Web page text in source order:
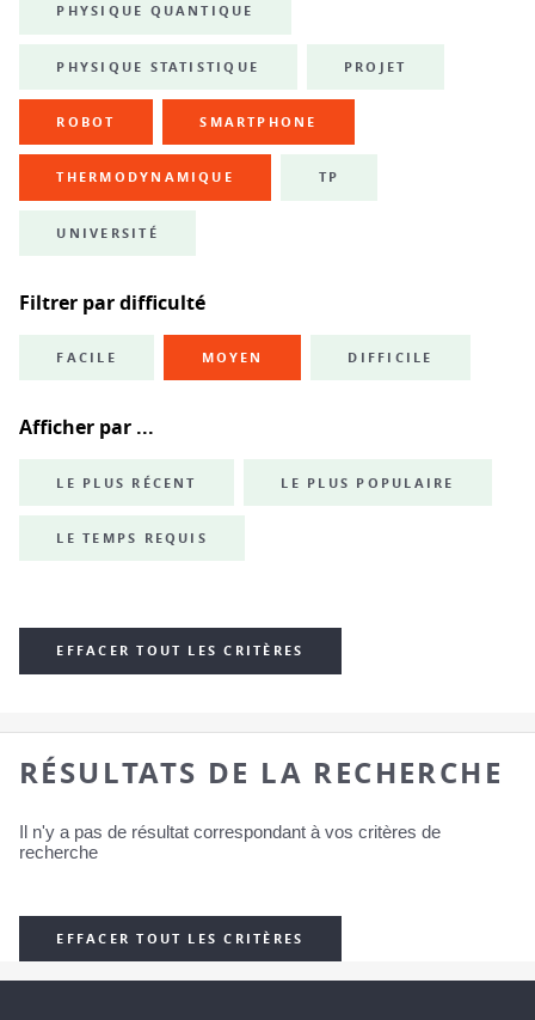
PHYSIQUE QUANTIQUE
PHYSIQUE STATISTIQUE PROJET
ROBOT SMARTPHONE
THERMODYNAMIQUE TP
UNIVERSITÉ
Filtrer par difficulté
FACILE MOYEN DIFFICILE
Afficher par ...
LE PLUS RÉCENT LE PLUS POPULAIRE
LE TEMPS REQUIS
EFFACER TOUT LES CRITÈRES
RÉSULTATS DE LA RECHERCHE
Il n'y a pas de résultat correspondant à vos critères de
recherche
EFFACER TOUT LES CRITÈRES